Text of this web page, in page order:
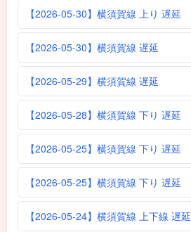
【2026-05-30】横須賀線 上り 遅延
【2026-05-30】横須賀線 遅延
【2026-05-29】横須賀線 遅延
【2026-05-28】横須賀線 下り 遅延
【2026-05-25】横須賀線 下り 遅延
【2026-05-25】横須賀線 下り 遅延
【2026-05-24】横須賀線 上下線 遅延